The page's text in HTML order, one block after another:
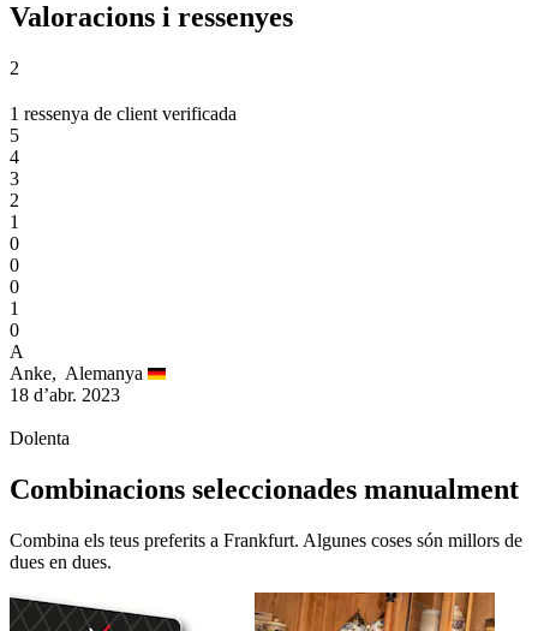
Valoracions i ressenyes
2
1 ressenya de client verificada
5
4
3
2
1
0
0
0
1
0
A
Anke, Alemanya
18 d’abr. 2023
Dolenta
Combinacions seleccionades manualment
Combina els teus preferits a Frankfurt. Algunes coses són millors de
dues en dues.